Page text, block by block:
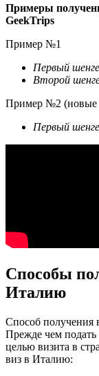
Примеры
GeekTrips
Пример №1
Первый
Второй
Пример №2 (новые
Первый
Способы
Италию
Способ получения
Прежде чем подать
целью визита в
виз в Италию: